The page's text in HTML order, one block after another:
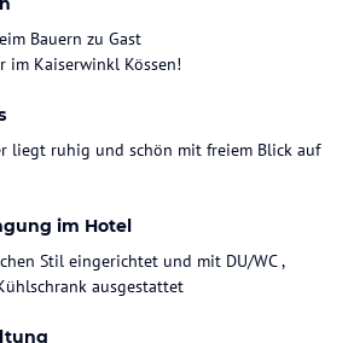
Bauern zu Gast
liegt ruhig und schön mit freiem Blick auf
im Hotel
Stil eingerichtet und mit DU/WC ,